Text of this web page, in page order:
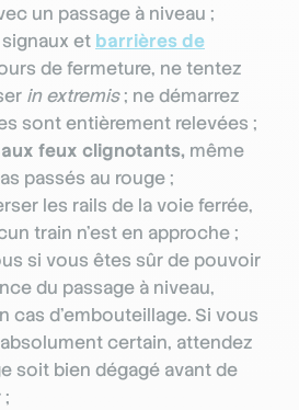
un passage à niveau ;
et barrières de
de fermeture, ne tentez
in extremis; ne démarrez
sont entièrement relevées ;
feux clignotants, même
passés au rouge ;
les rails de la voie ferrée,
train n’est en approche ;
si vous êtes sûr de pouvoir
du passage à niveau,
cas d’embouteillage. Si vous
absolument certain, attendez
soit bien dégagé avant de